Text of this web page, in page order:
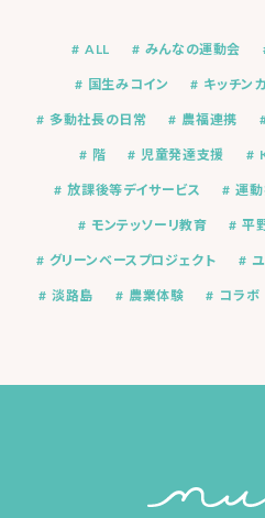
ALL みんなの運動会
国生みコイン キッチン
多動社長の日常 農福連携
階 児童発達支援
放課後等デイサービス 運
モンテッソーリ教育 平
グリーンベースプロジェクト
淡路島 農業体験 コラボ